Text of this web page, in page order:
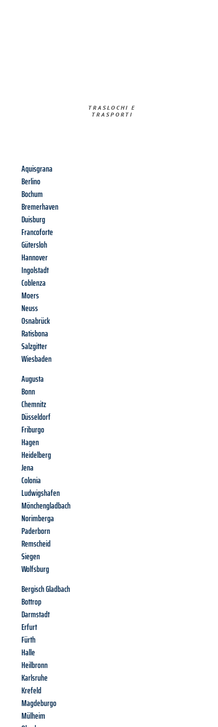
TRASLOCHI E
TRASPORTI​
Aquisgrana
Berlino
Bochum
Bremerhaven
Duisburg
Francoforte
Gütersloh
Hannover
Ingolstadt
Coblenza
Moers
Neuss
Osnabrück
Ratisbona
Salzgitter
Wiesbaden
Augusta
Bonn
Chemnitz
Düsseldorf
Friburgo
Hagen
Heidelberg
Jena
Colonia
Ludwigshafen
Mönchengladbach
Norimberga
Paderborn
Remscheid
Siegen
Wolfsburg
Bergisch Gladbach
Bottrop
Darmstadt
Erfurt
Fürth
Halle
Heilbronn
Karlsruhe
Krefeld
Magdeburgo
Mülheim